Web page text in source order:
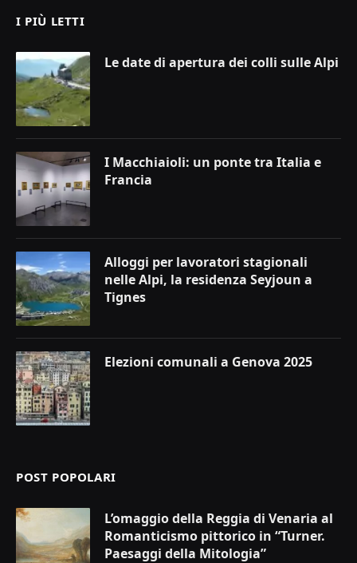
I PIÙ LETTI
Le date di apertura dei colli sulle Alpi
I Macchiaioli: un ponte tra Italia e
Francia
Alloggi per lavoratori stagionali
nelle Alpi, la residenza Seyjoun a
Tignes
Elezioni comunali a Genova 2025
POST POPOLARI
L’omaggio della Reggia di Venaria al
Romanticismo pittorico in “Turner.
Paesaggi della Mitologia”